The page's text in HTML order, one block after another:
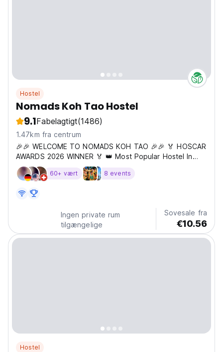
Hostel
Nomads Koh Tao Hostel
9.1Fabelagtigt(1486)
1.47km fra centrum
🎉🎉 WELCOME TO NOMADS KOH TAO 🎉🎉 🏅 HOSCAR
AWARDS 2026 WINNER 🏅 👑 Most Popular Hostel In
Koh Tao ARE YOU READY?!? 😈🔥 Sick of “party
hostels” that talk a big game and then completely flop?
is here. ⚡ And let’s...
60+ vært 8 events
Ingen private rum
tilgængelige
Sovesale fra
€10.56
Hostel